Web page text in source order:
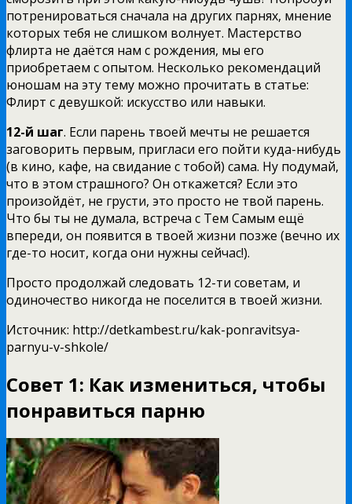
потренироваться сначала на других парнях, мнение
которых тебя не слишком волнует. Мастерство
флирта не даётся нам с рождения, мы его
приобретаем с опытом. Несколько рекомендаций
юношам на эту тему можно прочитать в статье:
Флирт с девушкой: искусство или навыки.
12-й шаг. Если парень твоей мечты не решается
заговорить первым, пригласи его пойти куда-нибудь
(в кино, кафе, на свидание с тобой) сама. Ну подумай,
что в этом страшного? Он откажется? Если это
произойдёт, не грусти, это просто не твой парень.
Что бы ты не думала, встреча с Тем Самым ещё
впереди, он появится в твоей жизни позже (вечно их
где-то носит, когда они нужны сейчас!).
Просто продолжай следовать 12-ти советам, и
одиночество никогда не поселится в твоей жизни.
Источник: http://detkambest.ru/kak-ponravitsya-
parnyu-v-shkole/
Совет 1: Как измениться, чтобы
понравиться парню